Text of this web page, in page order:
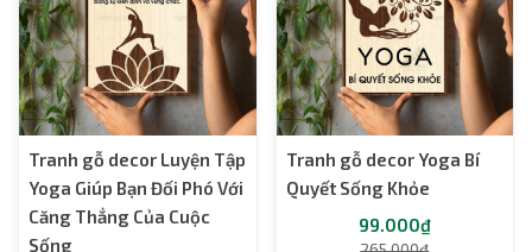
Tranh gỗ decor Luyện Tập
Yoga Giúp Bạn Đối Phó Với
Căng Thẳng Của Cuộc
Sống
Tranh gỗ decor Yoga Bí
Quyết Sống Khỏe
99.000₫